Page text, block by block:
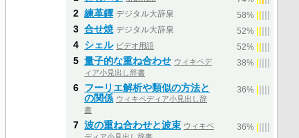
2 練革鐔 デジタル大辞泉 58%
3 合せ焼 デジタル大辞泉 52%
4 シェル ビデオ用語 52%
5 量子的な重ね合わせ ウィキペデ
ィア小見出し辞書
38%
6 フーリエ解析や類似の方法と
の関係 ウィキペディア小見出し辞
書
36%
7 波の重ね合わせと波束 ウィキペ
36%